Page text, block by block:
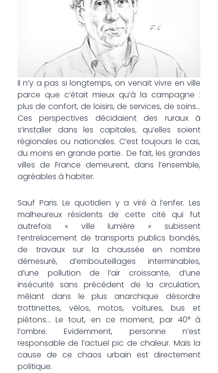
Il n’y a pas si longtemps, on venait vivre en ville
parce que c’était mieux qu’à la campagne :
plus de confort, de loisirs, de services, de soins…
Ces perspectives décidaient des ruraux à
s’installer dans les capitales, qu’elles soient
régionales ou nationales. C’est toujours le cas,
du moins en grande partie. De fait, les grandes
villes de France demeurent, dans l’ensemble,
agréables à habiter.
Sauf Paris. Le quotidien y a viré à l’enfer. Les
malheureux résidents de cette cité qui fut
autrefois « ville lumière » subissent
l’entrelacement de transports publics bondés,
de travaux sur la chaussée en nombre
démesuré, d’embouteillages interminables,
d’une pollution de l’air croissante, d’une
insécurité sans précédent de la circulation,
mêlant dans le plus anarchique désordre
trottinettes, vélos, motos, voitures, bus et
piétons… Le tout, en ce moment, par 40° à
l’ombre. Evidemment, personne n’est
responsable de l’actuel pic de chaleur. Mais la
cause de ce chaos urbain est directement
politique.